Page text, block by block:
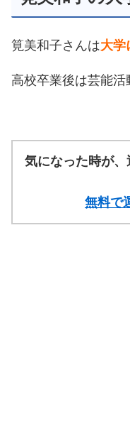
筧美和子さんは大学
高校卒業後は芸能活
気になった時が
無料で